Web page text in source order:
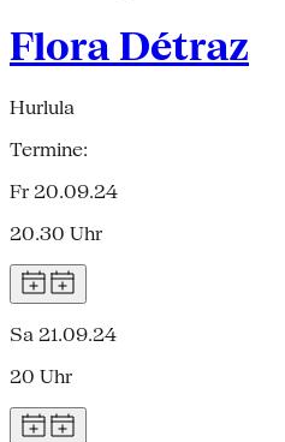
Flora Détraz
Hurlula
Termine:
Fr 20.09.24
20.30 Uhr
Sa 21.09.24
20 Uhr